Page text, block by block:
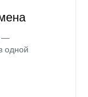
—
одной